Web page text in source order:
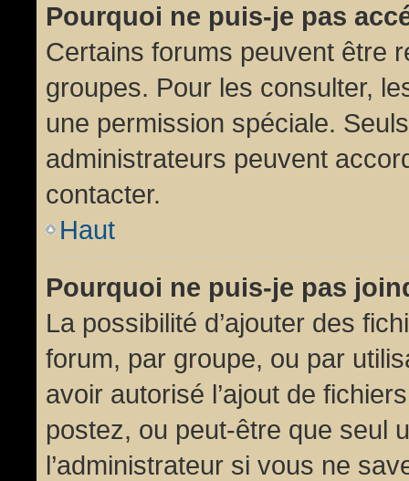
Pourquoi ne puis-je pas
Certains forums peuvent être
groupes. Pour les consulter,
une permission spéciale.
administrateurs peuvent
contacter.
Haut
Pourquoi ne puis-je pas
La possibilité d’ajouter des
forum, par groupe, ou par
avoir autorisé l’ajout de
postez, ou peut-être que seul
l’administrateur si vous ne